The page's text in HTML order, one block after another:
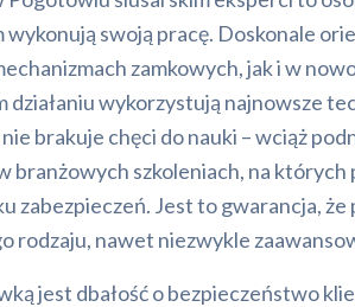
wykonują swoją pracę. Doskonale
zamkowych, jak i w
działaniu wykorzystują najnowsze
brakuje chęci do nauki – wciąż
branżowych szkoleniach, na których
zabezpieczeń. Jest to gwarancja, że
rodzaju, nawet niezwykle
jest dbałość o bezpieczeństwo